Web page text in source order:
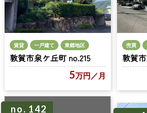
賃貸 一戸建て 東郷地区
敦賀市泉ケ丘町 no.215
5万円 ／月
売買
敦賀
no. 142